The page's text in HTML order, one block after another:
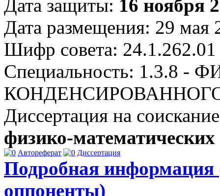
Дата защиты: 16 ноября
Дата размещения: 29 мая
Шифр совета: 24.1.262.01
Специальность: 1.3.8 -
Диссертация на
физико-математических
Автореферат Диссертация
Подробная
оппоненты)